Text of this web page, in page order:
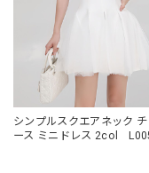
シンプルスクエアネック
ース ミニドレス 2col